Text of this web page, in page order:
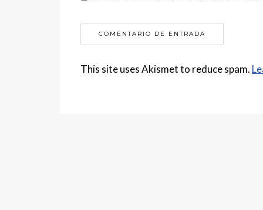
This site uses Akismet to reduce spam.